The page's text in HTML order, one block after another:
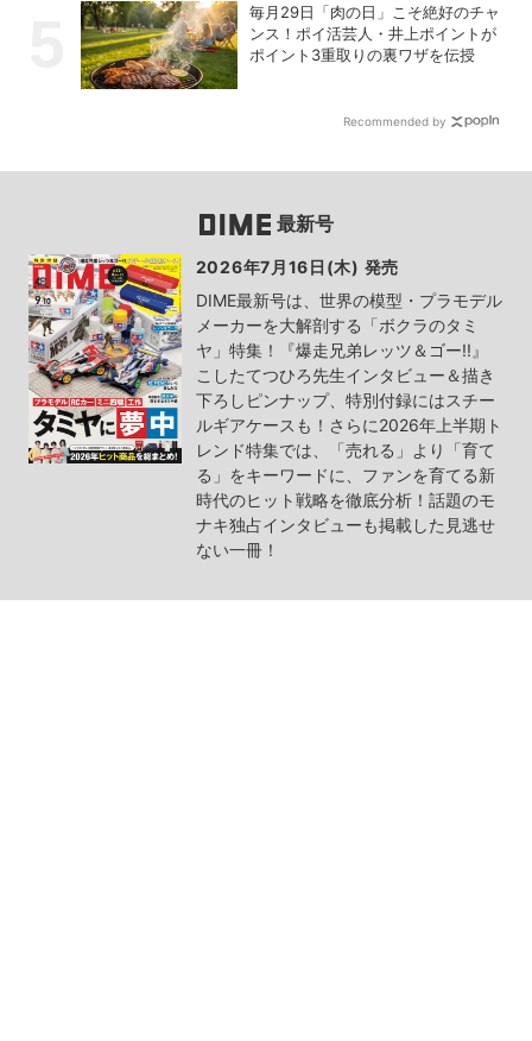
毎月29日「肉の日」こそ絶好のチャ
ンス！ポイ活芸人・井上ポイントが
ポイント3重取りの裏ワザを伝授
Recommended by
最新号
2026年7月16日(木) 発売
DIME最新号は、世界の模型・プラモデル
メーカーを大解剖する「ボクラのタミ
ヤ」特集！『爆走兄弟レッツ＆ゴー!!』
こしたてつひろ先生インタビュー＆描き
下ろしピンナップ、特別付録にはスチー
ルギアケースも！さらに2026年上半期ト
レンド特集では、「売れる」より「育て
る」をキーワードに、ファンを育てる新
時代のヒット戦略を徹底分析！話題のモ
ナキ独占インタビューも掲載した見逃せ
ない一冊！